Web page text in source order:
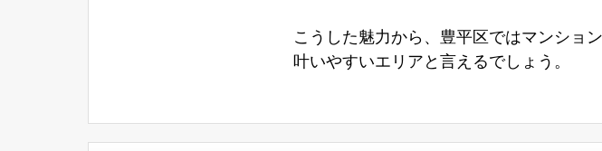
こうした魅力から、豊平区ではマンショ
叶いやすいエリアと言えるでしょう。